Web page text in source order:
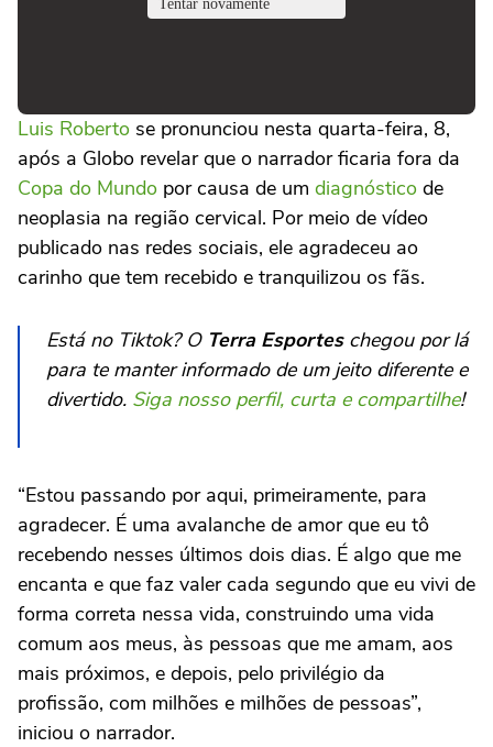
Luis Roberto se pronunciou nesta quarta-feira, 8,
após a Globo revelar que o narrador ficaria fora da
Copa do Mundo por causa de um diagnóstico de
neoplasia na região cervical. Por meio de vídeo
publicado nas redes sociais, ele agradeceu ao
carinho que tem recebido e tranquilizou os fãs.
Está no Tiktok? O Terra Esporteschegou por lá
para te manter informado de um jeito diferente e
divertido. Siga nosso perfil, curta e compartilhe!
“Estou passando por aqui, primeiramente, para
agradecer. É uma avalanche de amor que eu tô
recebendo nesses últimos dois dias. É algo que me
encanta e que faz valer cada segundo que eu vivi de
forma correta nessa vida, construindo uma vida
comum aos meus, às pessoas que me amam, aos
mais próximos, e depois, pelo privilégio da
profissão, com milhões e milhões de pessoas”,
iniciou o narrador.